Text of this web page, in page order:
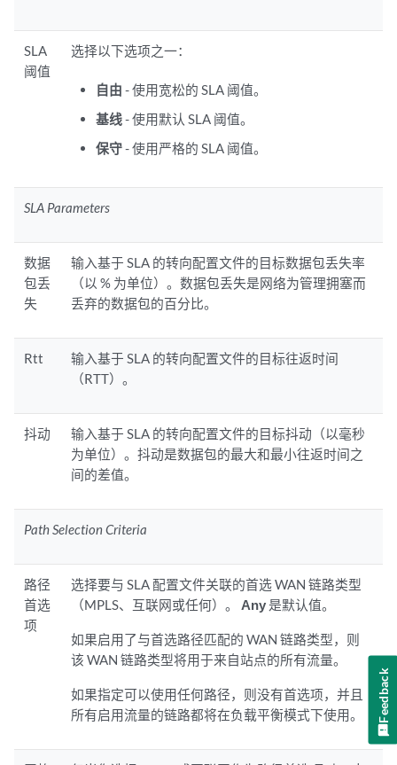
SLA
阈值
选择以下选项之一：
自由 - 使用宽松的 SLA 阈值。
基线- 使用默认 SLA 阈值。
保守- 使用严格的 SLA 阈值。
SLA Parameters
数据
包丢
失
输入基于 SLA 的转向配置文件的目标数据包丢失率
（以 % 为单位）。数据包丢失是网络为管理拥塞而
丢弃的数据包的百分比。
Rtt
输入基于 SLA 的转向配置文件的目标往返时间
（RTT）。
抖动
输入基于 SLA 的转向配置文件的目标抖动（以毫秒
为单位）。抖动是数据包的最大和最小往返时间之
间的差值。
Path Selection Criteria
路径
首选
项
选择要与 SLA 配置文件关联的首选 WAN 链路类型
（MPLS、互联网或任何）。 Any 是默认值。
如果启用了与首选路径匹配的 WAN 链路类型，则
该 WAN 链路类型将用于来自站点的所有流量。
如果指定可以使用任何路径，则没有首选项，并且
所有启用流量的链路都将在负载平衡模式下使用。
Feedback